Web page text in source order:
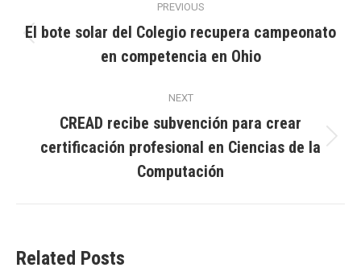
navigation
PREVIOUS
Previous
post:
El bote solar del Colegio recupera campeonato
en competencia en Ohio
NEXT
Next
post:
CREAD recibe subvención para crear
certificación profesional en Ciencias de la
Computación
Related Posts